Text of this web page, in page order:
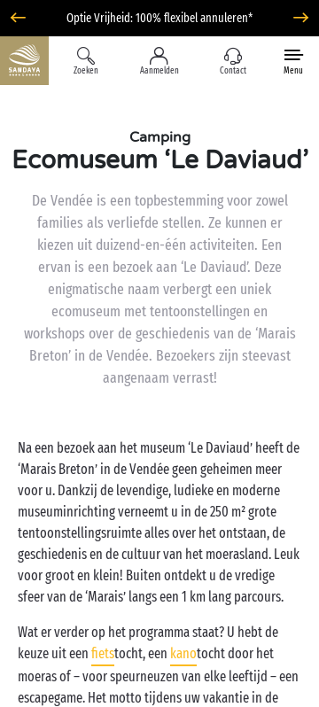
Optie Vrijheid: 100% flexibel annuleren*
Zoeken Aanmelden Contact Menu
Camping
Ecomuseum ‘Le Daviaud’
De Vendée is een topbestemming voor zowel
families als verliefde stellen. Ze kunnen er
kiezen uit duizend-en-één activiteiten. Een
ervan is een bezoek aan ‘Le Daviaud’. Deze
enigmatische naam verbergt een uniek
ecomuseum met tentoonstellingen en
workshops over de geschiedenis van de ‘Marais
Breton’ in de Vendée. Bezoekers zijn steevast
aangenaam verrast!
Na een bezoek aan het museum ‘Le Daviaud’ heeft de
‘Marais Breton’ in de Vendée geen geheimen meer
voor u. Dankzij de levendige, ludieke en moderne
museuminrichting verneemt u in de 250 m² grote
tentoonstellingsruimte alles over het ontstaan, de
geschiedenis en de cultuur van het moerasland. Leuk
voor groot en klein! Buiten ontdekt u de vredige
sfeer van de ‘Marais’ langs een 1 km lang parcours.
Wat er verder op het programma staat? U hebt de
keuze uit een fietstocht, een kanotocht door het
moeras of – voor speurneuzen van elke leeftijd – een
escapegame. Het motto tijdens uw vakantie in de